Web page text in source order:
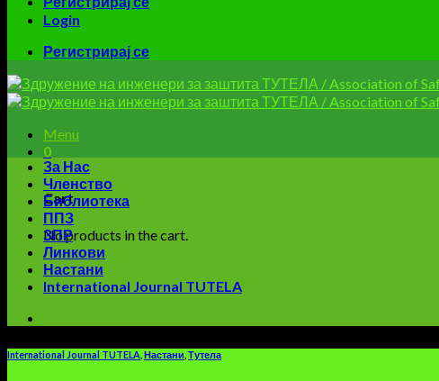
Login
Регистрирај се
Menu
0
Cart
No products in the cart.
За Нас
Членство
Библиотека
ППЗ
ЗПР
Линкови
Настани
International Journal TUTELA
International Journal TUTELA Настани Тутела